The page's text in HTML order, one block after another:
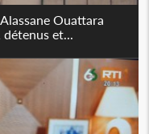
Ouattara
détenus et...